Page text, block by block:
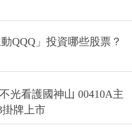
QQQ」投資哪些股票？
光看護國神山 00410A主
掛牌上市